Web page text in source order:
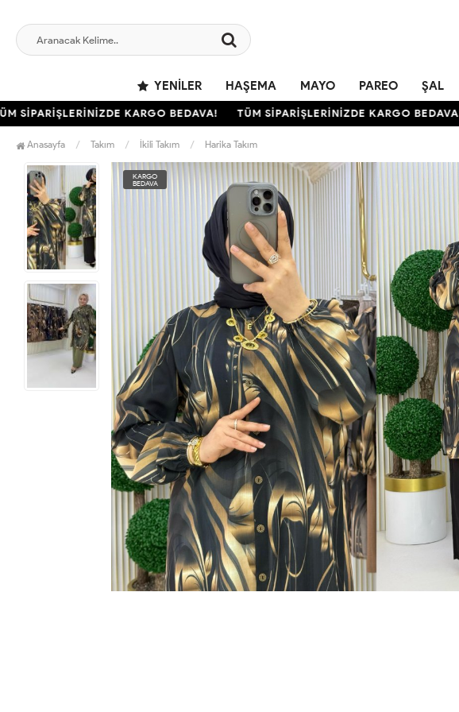
YENILER HAŞEMA MAYO PAREO ŞAL
KARGO BEDAVA! TÜM SİPARİŞLERİNİZDE KARGO BEDAVA!
Anasayfa Takım İkili Takım Harika Takım
KARGO
BEDAVA